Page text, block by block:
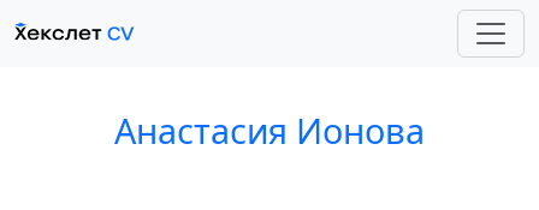
Анастасия Ионова